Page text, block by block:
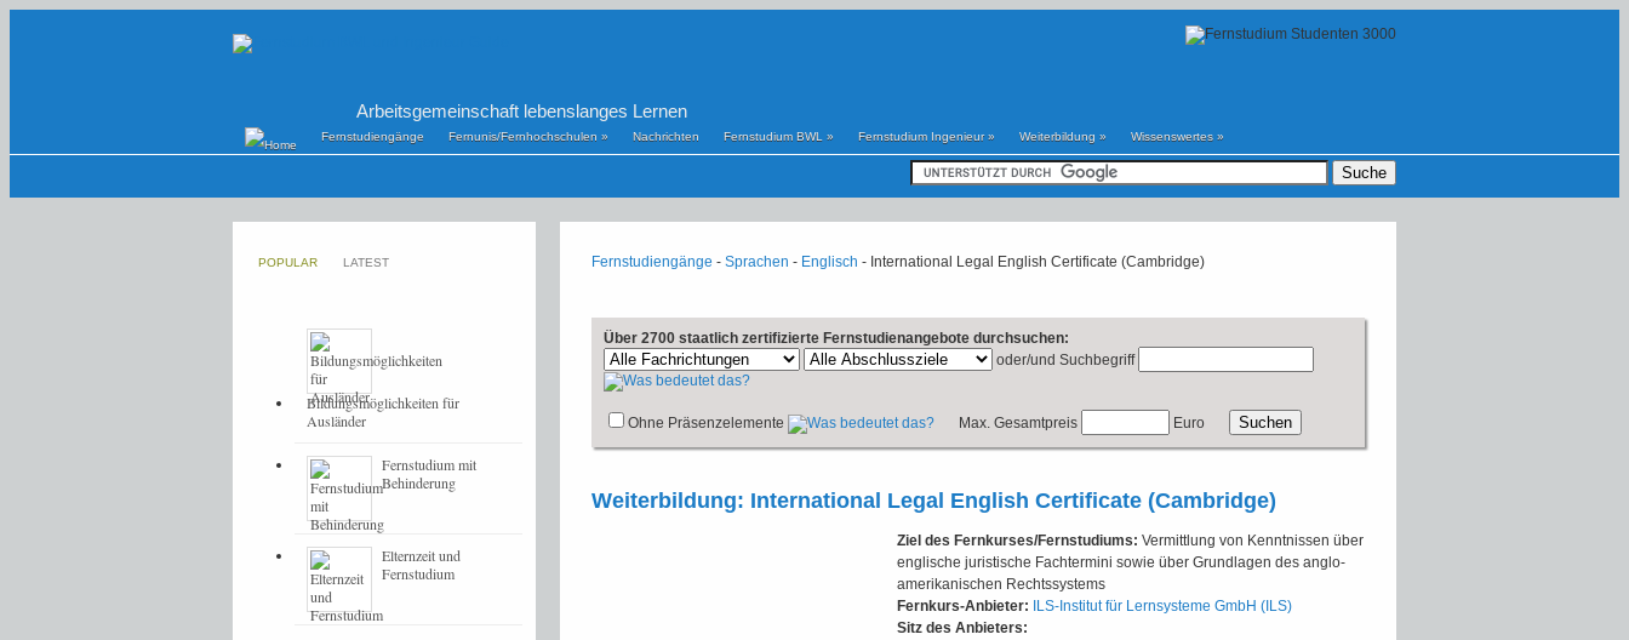
Arbeitsgemeinschaft lebenslanges Lernen
Fernstudiengänge Fernunis/Fernhochschulen » Nachrichten Fernstudium BWL » Fernstudium Ingenieur» Weiterbildung » Wissenswertes »
Fernstudiengänge - Sprachen - Englisch - International Legal English Certificate (Cambridge)
Über 2700 staatlich zertifizierte Fernstudienangebote durchsuchen:
oder/und Suchbegriff
Ohne Präsenzelemente Max. Gesamtpreis Euro
Weiterbildung: International Legal English Certificate (Cambridge)
Ziel des Fernkurses/Fernstudiums: Vermittlung von Kenntnissen über
englische juristische Fachtermini sowie über Grundlagen des anglo-
amerikanischen Rechtssystems
Fernkurs-Anbieter:
ILS-Institut für Lernsysteme GmbH (ILS)
Sitz des Anbieters:
POPULAR LATEST
Bildungsmöglichkeiten für
Ausländer
Fernstudium mit
Behinderung
Elternzeit und
Fernstudium